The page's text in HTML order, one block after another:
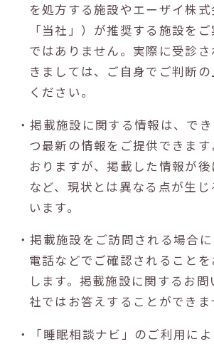
を処方する施設やエーザイ株
「当社」）が推奨する施設を
ではありません。実際に受診
きましては、ご自身でご判断
ください。
・掲載施設に関する情報は、で
つ最新の情報をご提供できま
おりますが、掲載した情報が
など、現状とは異なる点が生
います。
・掲載施設をご訪問される場合
電話などでご確認されること
します。掲載施設に関するお
社ではお答えすることができま
・「睡眠相談ナビ」のご利用に